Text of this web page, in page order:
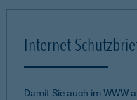
Internet-
Damit Sie auch im WWW